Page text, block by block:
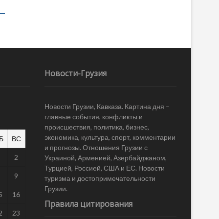
ВС
2
9
16
23
Новости-Грузия
Новости Грузии, Кавказа. Картина дня –
главные события, конфликты и
происшествия, политика, бизнес,
экономика, культура, спорт, комментарии
и прогнозы. Отношения Грузии с
Украиной, Арменией, Азербайджаном,
Турцией, Россией, США и ЕС. Новости
туризма и достопримечательности
Грузии.
Правила цитирования